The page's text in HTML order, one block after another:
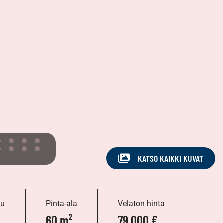
KATSO KAIKKI KUVAT
Pinta-ala
60 m²
Velaton hinta
79 000 €